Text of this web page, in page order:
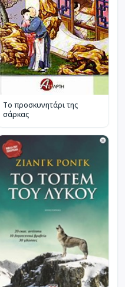
Το προσκυνητάρι της
σάρκας